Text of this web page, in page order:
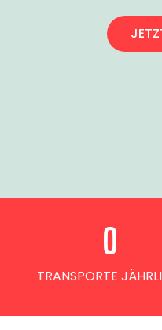
TRANSPORTE
0